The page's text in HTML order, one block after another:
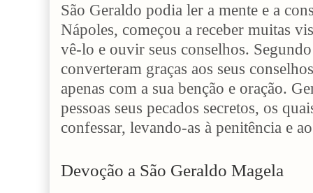
São Geraldo podia ler a mente e a
Nápoles, começou a receber muitas
vê-lo e ouvir seus conselhos.
converteram graças aos seus
apenas com a sua benção e oração.
pessoas seus pecados secretos, os
confessar, levando-as à penitência e
Devoção a São Geraldo Magela